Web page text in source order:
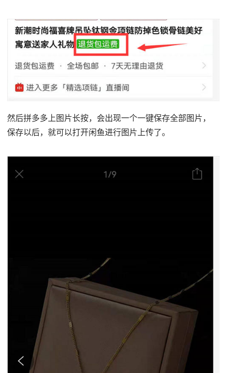
然后拼多多上图片长按，会出现一个一键保存全部图片，
保存以后，就可以打开闲鱼进行图片上传了。